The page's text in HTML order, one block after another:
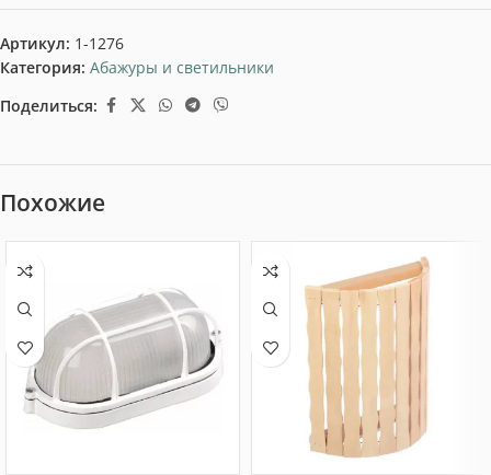
Артикул: 1-1276
Категория: Абажуры и светильники
Поделиться:
Похожие